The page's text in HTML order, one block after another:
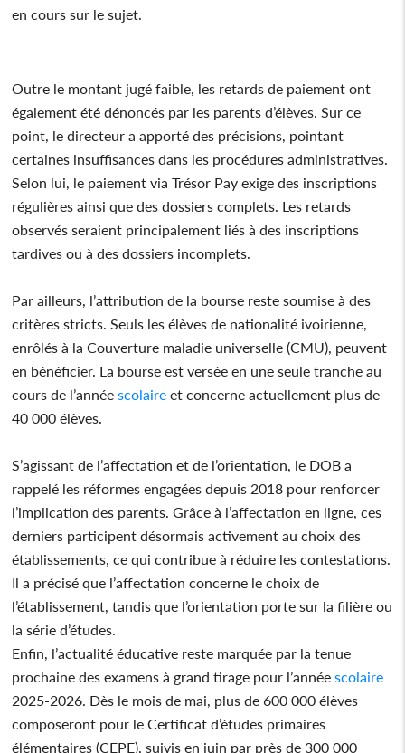
en cours sur le sujet.
Outre le montant jugé faible, les retards de paiement ont
également été dénoncés par les parents d’élèves. Sur ce
point, le directeur a apporté des précisions, pointant
certaines insuffisances dans les procédures administratives.
Selon lui, le paiement via Trésor Pay exige des inscriptions
régulières ainsi que des dossiers complets. Les retards
observés seraient principalement liés à des inscriptions
tardives ou à des dossiers incomplets.
Par ailleurs, l’attribution de la bourse reste soumise à des
critères stricts. Seuls les élèves de nationalité ivoirienne,
enrôlés à la Couverture maladie universelle (CMU), peuvent
en bénéficier. La bourse est versée en une seule tranche au
cours de l’année scolaire et concerne actuellement plus de
40 000 élèves.
S’agissant de l’affectation et de l’orientation, le DOB a
rappelé les réformes engagées depuis 2018 pour renforcer
l’implication des parents. Grâce à l’affectation en ligne, ces
derniers participent désormais activement au choix des
établissements, ce qui contribue à réduire les contestations.
Il a précisé que l’affectation concerne le choix de
l’établissement, tandis que l’orientation porte sur la filière ou
la série d’études.
Enfin, l’actualité éducative reste marquée par la tenue
prochaine des examens à grand tirage pour l’année scolaire
2025-2026. Dès le mois de mai, plus de 600 000 élèves
composeront pour le Certificat d’études primaires
élémentaires (CEPE), suivis en juin par près de 300 000